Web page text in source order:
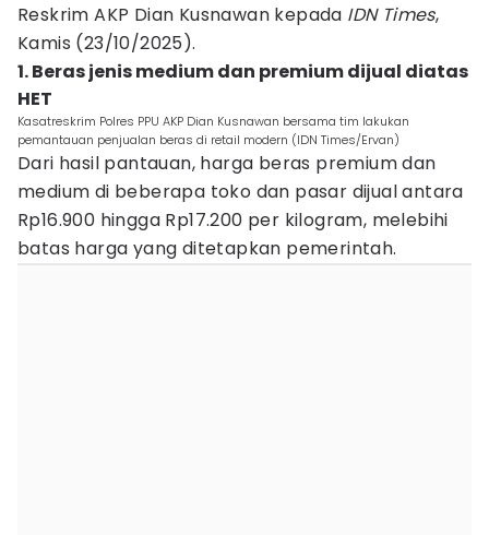
Reskrim AKP Dian Kusnawan kepada IDN Times,
Kamis (23/10/2025).
1. Beras jenis medium dan premium dijual diatas
HET
Kasatreskrim Polres PPU AKP Dian Kusnawan bersama tim lakukan
pemantauan penjualan beras di retail modern (IDN Times/Ervan)
Dari hasil pantauan, harga beras premium dan
medium di beberapa toko dan pasar dijual antara
Rp16.900 hingga Rp17.200 per kilogram, melebihi
batas harga yang ditetapkan pemerintah.